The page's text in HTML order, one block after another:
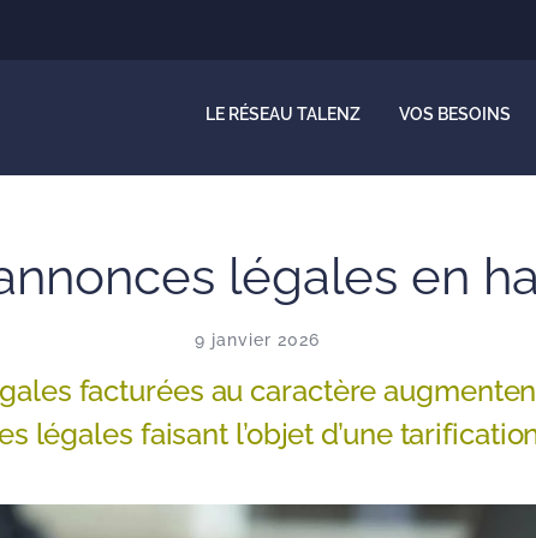
LE RÉSEAU TALENZ VOS BESOINS
légales en
9 janvier 2026
facturées au caractère
légales faisant l’objet d’une